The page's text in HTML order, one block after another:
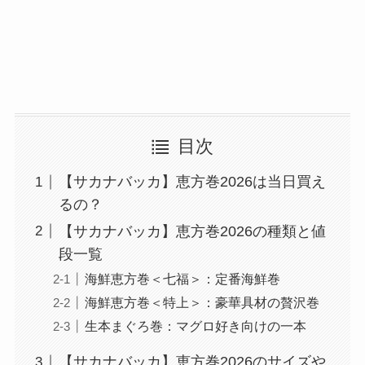
目次
【サカナバッカ】恵方巻2026は当日買え
るの？
【サカナバッカ】恵方巻2026の種類と値
段一覧
海鮮恵方巻＜七福＞：定番海鮮巻
海鮮恵方巻＜特上＞：豪華具材の贅沢巻
生本まぐろ巻：マグロ好き向けの一本